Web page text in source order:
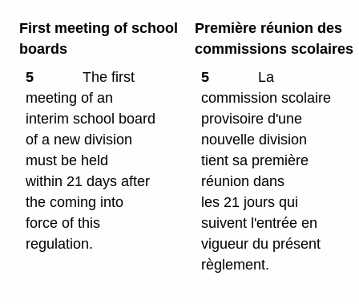
First meeting of school
boards
5
The first
meeting of an
interim school board
of a new division
must be held
within 21 days after
the coming into
force of this
regulation.
Première réunion des
commissions scolaires
5
La
commission scolaire
provisoire d'une
nouvelle division
tient sa première
réunion dans
les 21 jours qui
suivent l'entrée en
vigueur du présent
règlement.